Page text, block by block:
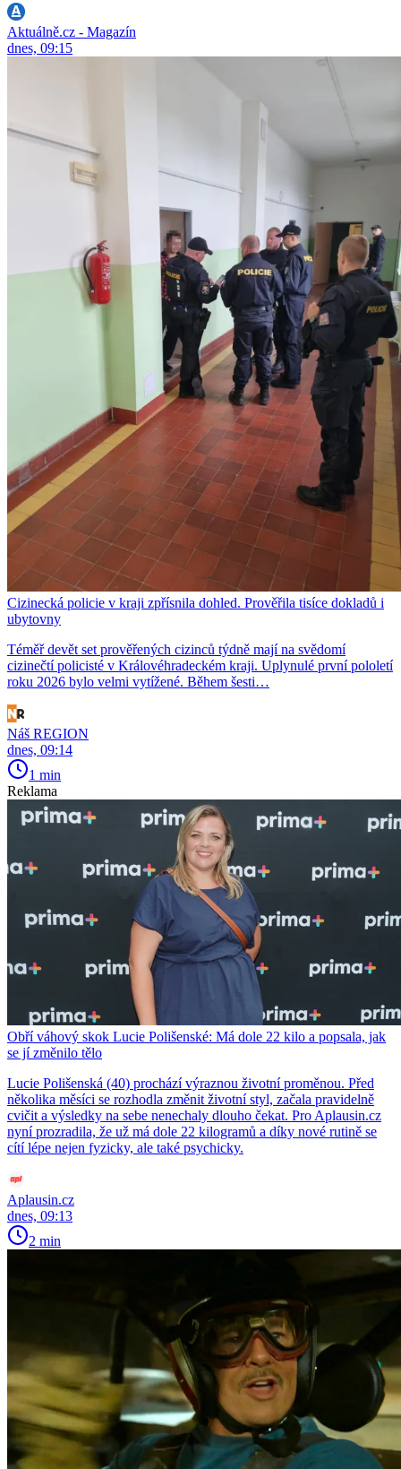
Aktuálně.cz - Magazín
dnes, 09:15
Cizinecká policie v kraji zpřísnila dohled. Prověřila tisíce dokladů i
ubytovny
Téměř devět set prověřených cizinců týdně mají na svědomí
cizinečtí policisté v Královéhradeckém kraji. Uplynulé první pololetí
roku 2026 bylo velmi vytížené. Během šesti…
Náš REGION
dnes, 09:14
1 min
Reklama
Obří váhový skok Lucie Polišenské: Má dole 22 kilo a popsala, jak
se jí změnilo tělo
Lucie Polišenská (40) prochází výraznou životní proměnou. Před
několika měsíci se rozhodla změnit životní styl, začala pravidelně
cvičit a výsledky na sebe nenechaly dlouho čekat. Pro Aplausin.cz
nyní prozradila, že už má dole 22 kilogramů a díky nové rutině se
cítí lépe nejen fyzicky, ale také psychicky.
Aplausin.cz
dnes, 09:13
2 min